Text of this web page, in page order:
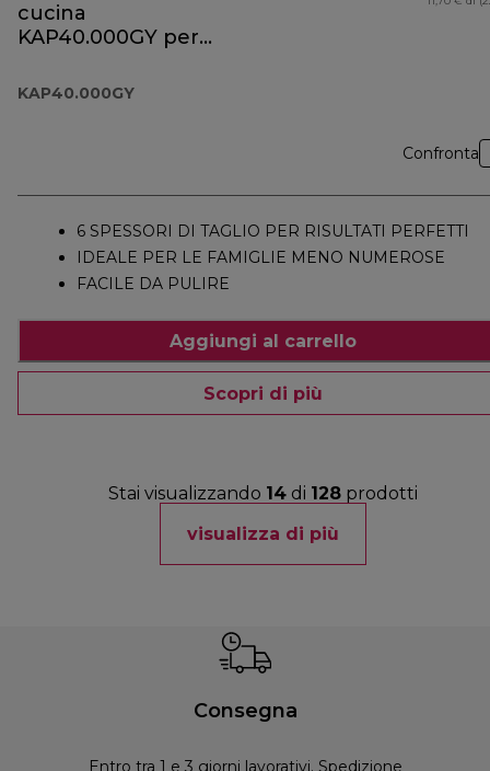
cucina
KAP40.000GY per
KAP40.000GY
Confronta
6 SPESSORI DI TAGLIO PER RISULTATI PERFETTI
IDEALE PER LE FAMIGLIE MENO NUMEROSE
FACILE DA PULIRE
Aggiungi al carrello
Scopri di più
Stai visualizzando 14di 128prodotti
visualizza di più
Consegna